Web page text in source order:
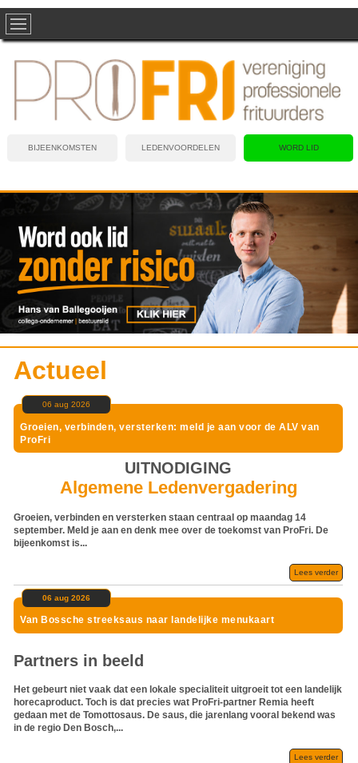
BIJEENKOMSTEN LEDENVOORDELEN WORD LID
Actueel
06 aug 2026
Groeien, verbinden, versterken: meld je aan voor de ALV van
ProFri
UITNODIGING
Algemene Ledenvergadering
Groeien, verbinden en versterken staan centraal op maandag 14
september. Meld je aan en denk mee over de toekomst van ProFri. De
bijeenkomst is...
Lees verder
06 aug 2026
Van Bossche streeksaus naar landelijke menukaart
Partners in beeld
Het gebeurt niet vaak dat een lokale specialiteit uitgroeit tot een landelijk
horecaproduct. Toch is dat precies wat ProFri-partner Remia heeft
gedaan met de Tomottosaus. De saus, die jarenlang vooral bekend was
in de regio Den Bosch,...
Lees verder